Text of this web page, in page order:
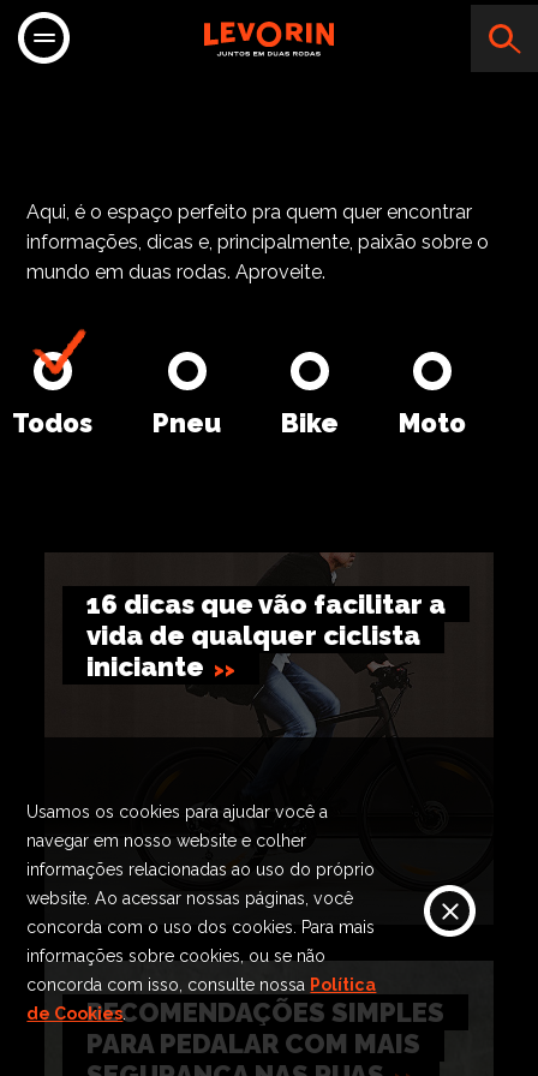
Aqui, é o espaço perfeito pra quem quer encontrar
informações, dicas e, principalmente, paixão sobre o
mundo em duas rodas. Aproveite.
Todos Pneu Bike Moto
16 dicas que vão facilitar a
vida de qualquer ciclista
iniciante
RECOMENDAÇÕES SIMPLES
PARA PEDALAR COM MAIS
Usamos os cookies para ajudar você a
navegar em nosso website e colher
informações relacionadas ao uso do próprio
website. Ao acessar nossas páginas, você
concorda com o uso dos cookies. Para mais
informações sobre cookies, ou se não
concorda com isso, consulte nossa Política
de Cookies.